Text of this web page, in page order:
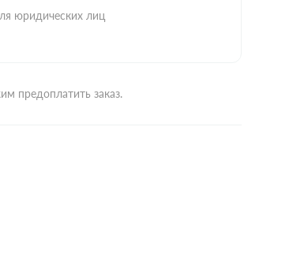
юридических лиц
предоплатить заказ.